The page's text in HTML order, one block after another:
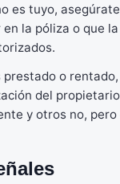
es tuyo,
la póliza o que
prestado o
del
y otros no,